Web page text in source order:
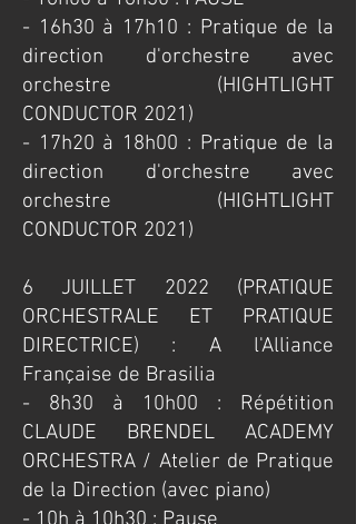
- 16h30 à 17h10 : Pratique de la
direction d'orchestre avec
orchestre (HIGHTLIGHT
CONDUCTOR 2021)
- 17h20 à 18h00 : Pratique de la
direction d'orchestre avec
orchestre (HIGHTLIGHT
CONDUCTOR 2021)
6 JUILLET 2022 (PRATIQUE
ORCHESTRALE ET PRATIQUE
DIRECTRICE) : A l'Alliance
Française de Brasilia
​- 8h30 à 10h00 : Répétition
CLAUDE BRENDEL ACADEMY
ORCHESTRA / Atelier de Pratique
de la Direction (avec piano)